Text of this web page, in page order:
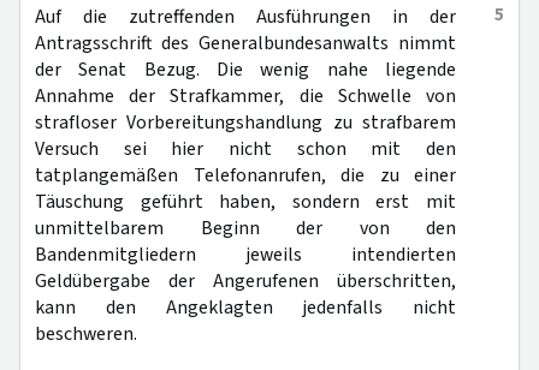
5
Auf die zutreffenden Ausführungen in der
Antragsschrift des Generalbundesanwalts nimmt
der Senat Bezug. Die wenig nahe liegende
Annahme der Strafkammer, die Schwelle von
strafloser Vorbereitungshandlung zu strafbarem
Versuch sei hier nicht schon mit den
tatplangemäßen Telefonanrufen, die zu einer
Täuschung geführt haben, sondern erst mit
unmittelbarem Beginn der von den
Bandenmitgliedern jeweils intendierten
Geldübergabe der Angerufenen überschritten,
kann den Angeklagten jedenfalls nicht
beschweren.